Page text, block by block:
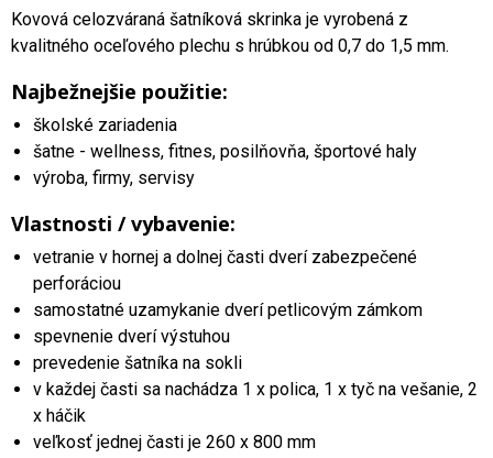
Kovová celozváraná šatníková skrinka je vyrobená z
kvalitného oceľového plechu s hrúbkou od 0,7 do 1,5 mm.
Najbežnejšie použitie:
školské zariadenia
šatne - wellness, fitnes, posilňovňa, športové haly
výroba, firmy, servisy
Vlastnosti / vybavenie:
vetranie v hornej a dolnej časti dverí zabezpečené
perforáciou
samostatné uzamykanie dverí petlicovým zámkom
spevnenie dverí výstuhou
prevedenie šatníka na sokli
v každej časti sa nachádza 1 x polica, 1 x tyč na vešanie, 2
x háčik
veľkosť jednej časti je 260 x 800 mm